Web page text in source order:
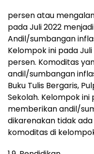
persen atau
pada Juli 2022 menjadi
Andil/sumbangan
Kelompok ini pada
persen. Komoditas
andil/sumbangan
Buku Tulis Bergaris,
Sekolah. Kelompok ini
memberikan andil/
dikarenakan tidak
komoditas di